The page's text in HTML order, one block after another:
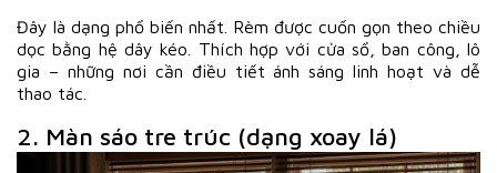
Đây là dạng phổ biến nhất. Rèm được cuốn gọn theo chiều
dọc bằng hệ dây kéo. Thích hợp với cửa sổ, ban công, lô
gia – những nơi cần điều tiết ánh sáng linh hoạt và dễ
thao tác.
2. Màn sáo tre trúc (dạng xoay lá)